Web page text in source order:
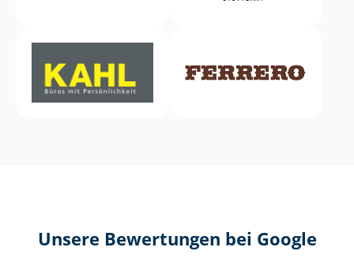
Unsere Bewertungen bei Google